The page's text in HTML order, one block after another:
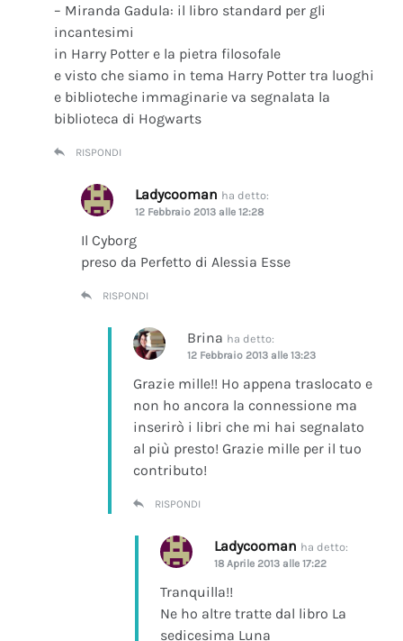
– Miranda Gadula: il libro standard per gli
incantesimi
in Harry Potter e la pietra filosofale
e visto che siamo in tema Harry Potter tra luoghi
e biblioteche immaginarie va segnalata la
biblioteca di Hogwarts
RISPONDI
Ladycooman ha detto:
12 Febbraio 2013 alle 12:28
Il Cyborg
preso da Perfetto di Alessia Esse
RISPONDI
Brina ha detto:
12 Febbraio 2013 alle 13:23
Grazie mille!! Ho appena traslocato e
non ho ancora la connessione ma
inserirò i libri che mi hai segnalato
al più presto! Grazie mille per il tuo
contributo!
RISPONDI
Ladycooman ha detto:
18 Aprile 2013 alle 17:22
Tranquilla!!
Ne ho altre tratte dal libro La
sedicesima Luna